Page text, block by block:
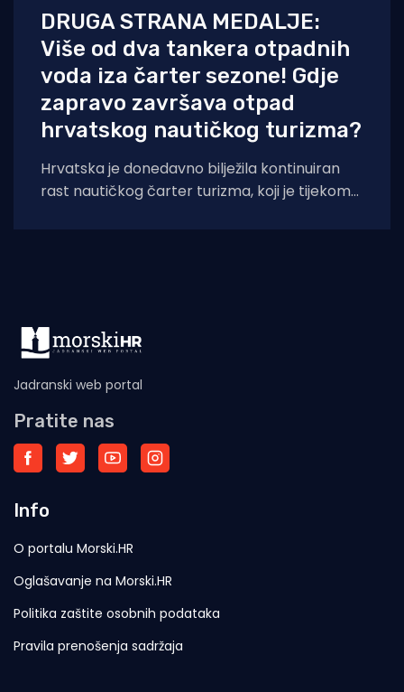
DRUGA STRANA MEDALJE:
Više od dva tankera otpadnih
voda iza čarter sezone! Gdje
zapravo završava otpad
hrvatskog nautičkog turizma?
Hrvatska je donedavno bilježila kontinuiran
rast nautičkog čarter turizma, koji je tijekom
Jadranski web portal
Pratite nas
Info
O portalu Morski.HR
Oglašavanje na Morski.HR
Politika zaštite osobnih podataka
Pravila prenošenja sadržaja